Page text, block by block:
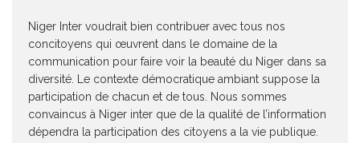
Niger Inter voudrait bien contribuer avec tous nos
concitoyens qui œuvrent dans le domaine de la
communication pour faire voir la beauté du Niger dans sa
diversité. Le contexte démocratique ambiant suppose la
participation de chacun et de tous. Nous sommes
convaincus à Niger inter que de la qualité de l’information
dépendra la participation des citoyens a la vie publique.